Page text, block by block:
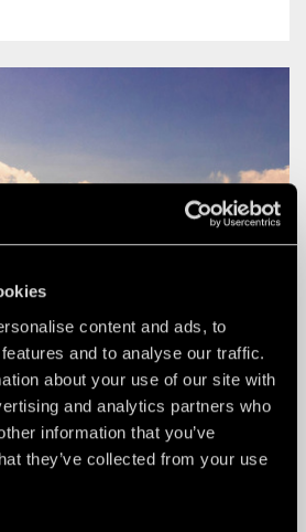
content and ads, to
and to analyse our traffic.
about your use of our site with
and analytics partners who
information that you’ve
they’ve collected from your use